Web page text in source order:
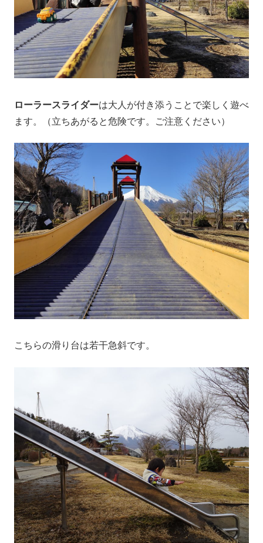
ローラースライダーは大人が付き添うことで楽しく遊べ
ます。（立ちあがると危険です。ご注意ください）
こちらの滑り台は若干急斜です。